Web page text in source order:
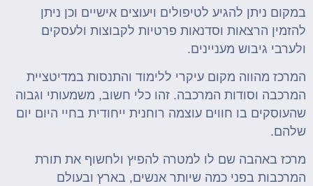
במקום ניתן להגיע לטיפולים ויעוצים אישיים וכן ניתן
להזמין הרצאות וסדנאות פרטיות לקבוצות ולעסקים
ולערבי גיבוש מעניינים.
המרכז מהווה מקום עיקרי ללימוד והתנסות במדיטציית
המרכבה וסודות המרכבה. זהו כלי חשוב, משמעותי וגבוה
שהעוסקים בו חווים עוצמה רוחנית ייחודית בחיי היום יום
שלהם.
מרכז באהבה שם לו למטרה להפיץ ולחשוף את תורת
המרכבות בפני כמה שיותר אנשים, בארץ ובעולם